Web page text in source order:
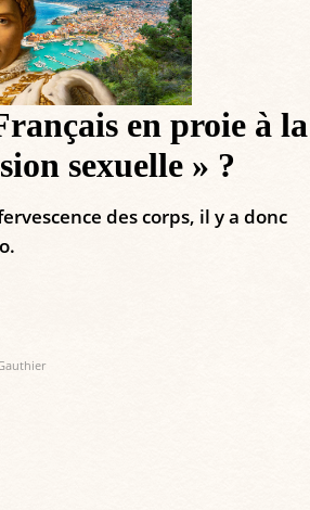
en proie à la
sexuelle » ?
des corps, il y a donc